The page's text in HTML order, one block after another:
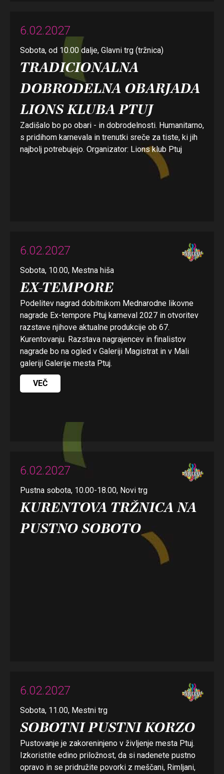
6.02.2027
Sobota, od 10.00 dalje, Glavni trg (tržnica)
TRADICIONALNA
DOBRODELNA OBARJADA
LIONS KLUBA PTUJ
Zadišalo bo po obari - in dobrodelnosti. Humanitarno,
s pridihom karnevala in trenutki sreče za tiste, ki jih
najbolj potrebujejo. Organizator: Lions klub Ptuj
6.02.2027
Sobota, 10.00, Mestna hiša
EX-TEMPORE
Podelitev nagrad dobitnikom Mednarodne likovne
nagrade Ex-tempore Ptuj karneval 2027 in otvoritev
razstave njihove aktualne produkcije ob 67.
Kurentovanju. Razstava nagrajencev in finalistov
nagrade bo na ogled v Galeriji Magistrat in v Mali
galeriji Galerije mesta Ptuj.
VEČ
6.02.2027
Pustna sobota, 10.00-18.00, Novi trg
KURENTOVA TRŽNICA NA
PUSTNO SOBOTO
6.02.2027
Sobota, 11.00, Mestni trg
SOBOTNI PUSTNI KORZO
Pustovanje je zakoreninjeno v življenje mesta Ptuj.
Izkoristite edino priložnost, da si nadenete pustno
opravo in se pridružite povorki z meščani, Rimljani,